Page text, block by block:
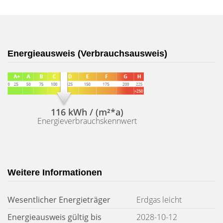
Energieausweis (Verbrauchsausweis)
116 kWh / (m²*a)
Energieverbrauchskennwert
Weitere Informationen
Wesentlicher Energieträger
Erdgas leicht
Energieausweis gültig bis
2028-10-12